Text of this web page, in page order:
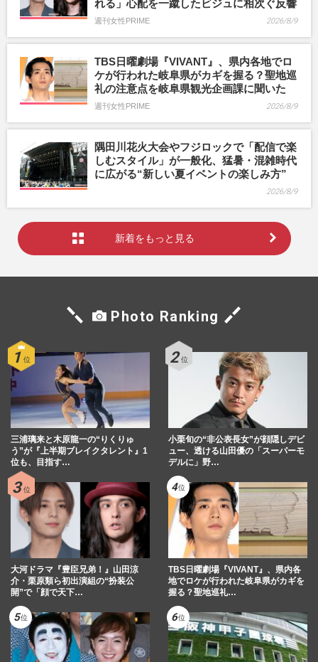
れる」心配を一蹴したビジュに相次ぐ反響
週刊女性PRIME 2026/8/9
TBS日曜劇場『VIVANT』、県内各地でロ
ケが行われた岐阜県がカギを握る？聖地巡
礼の注意点を岐阜県観光企画課に聞いた
週刊女性PRIME 2026/8/9
隅田川花火大会やフジロックで「配信で楽
しむスタイル」が一般化、猛暑・混雑時代
に広がる“新しい夏イベントの楽しみ方”
2026/8/9
新着をもっと見る
Photo Ranking
三浦璃来と木原龍一の“りくりゅ
う”が『上半期ブレイクタレント』1
位も、目指す…
小栗旬の“非公表長女”が顔隠しデビ
ュー、透ける山田優の「スーパーモ
デルに」野…
大河ドラマ『豊臣兄弟！』山田涼
介・栗原類ら初出演組の“扮装公
開”で「顔で天下…
TBS日曜劇場『VIVANT』、県内各
地でロケが行われた岐阜県がカギを
握る？聖地巡礼…